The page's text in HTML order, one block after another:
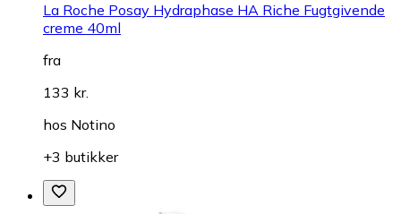
La Roche Posay Hydraphase HA Riche Fugtgivende
creme 40ml
fra
133 kr.
hos Notino
+3 butikker